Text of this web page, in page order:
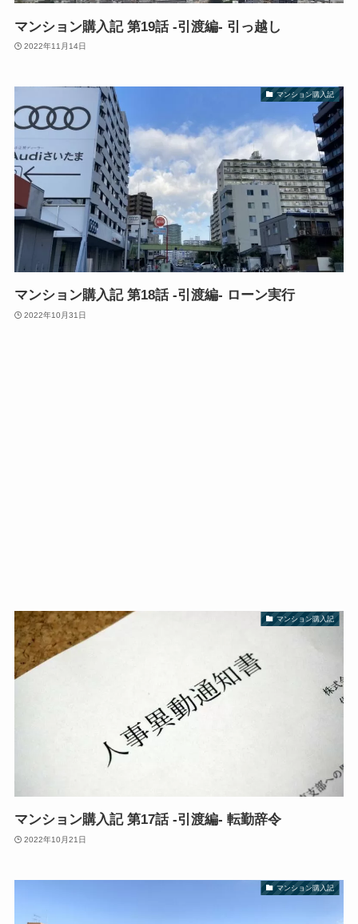
マンション購入記 第19話 -引渡編- 引っ越し
2022年11月14日
マンション購入記
マンション購入記 第18話 -引渡編- ローン実行
2022年10月31日
マンション購入記
マンション購入記 第17話 -引渡編- 転勤辞令
2022年10月21日
マンション購入記